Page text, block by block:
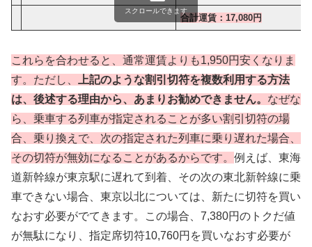
合計運賃：17,080円
スクロールできます
これらを合わせると、通常運賃よりも1,950円安くなりま
す。ただし、
上記のような割引切符を複数利用する方法
は、後述する理由から、あまりお勧めできません。 なぜな
ら、 乗車する列車が指定されることが多い割引切符の場
合、乗り換えで、次の指定された列車に乗り遅れた場合、
その切符が無効になることがあるからです。 例えば、東海
道新幹線が東京駅に遅れて到着、その次の東北新幹線に乗
車できない場合、東京以北については、新たに切符を買い
なおす必要がでてきます。この場合、7,380円のトクだ値
が無駄になり、指定席切符10,760円を買いなおす必要が